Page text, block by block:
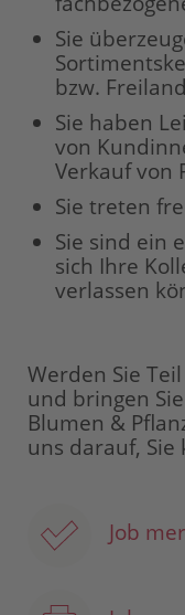
Sie
bzw.
Sie haben
von
Verkauf von
Sie treten
Sie sind ein
sich Ihre
verlassen
Werden Sie
und bringen
Blumen &
uns darauf,
Job